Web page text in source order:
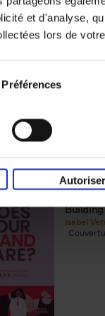
et d'analyse,
lors de
Préférences
Does
Isabel